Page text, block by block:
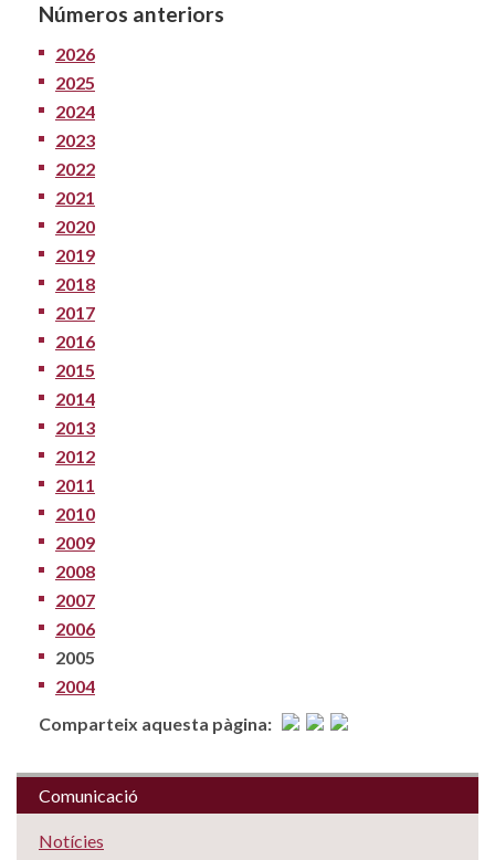
Números anteriors
2026
2025
2024
2023
2022
2021
2020
2019
2018
2017
2016
2015
2014
2013
2012
2011
2010
2009
2008
2007
2006
2005
2004
Comparteix aquesta pàgina:
Comunicació
Notícies